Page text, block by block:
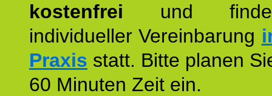
kostenfrei und
individueller Vereinbarung
Praxis statt. Bitte planen
60 Minuten Zeit ein.